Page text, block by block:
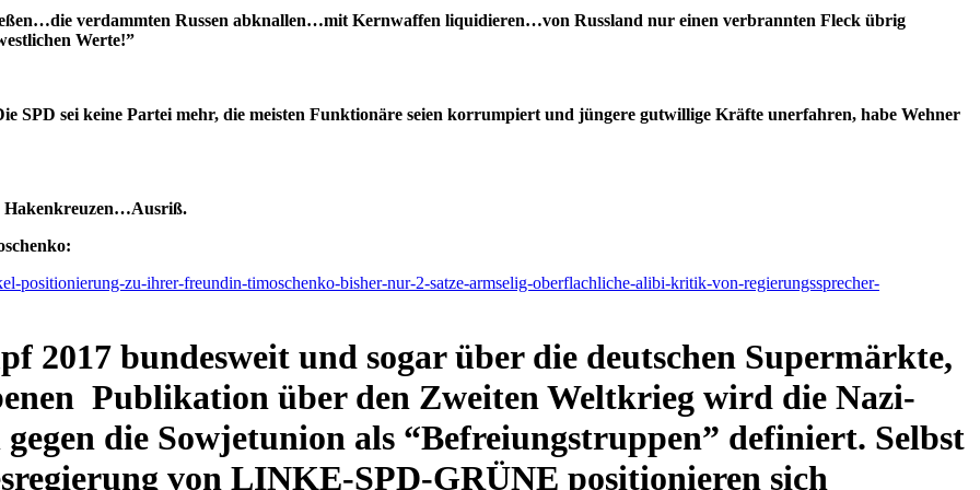
verdammten Russen abknallen…mit Kernwaffen liquidieren…von Russland nur einen verbrannten Fleck übrig
Werte!”
sei keine Partei mehr, die meisten Funktionäre seien korrumpiert und jüngere gutwillige Kräfte unerfahren, habe Wehner
Hakenkreuzen…Ausriß.
positionierung-zu-ihrer-freundin-timoschenko-bisher-nur-2-satze-armselig-oberflachliche-alibi-kritik-von-regierungssprecher-
2017 bundesweit und sogar über die deutschen Supermärkte,
Publikation über den Zweiten Weltkrieg wird die Nazi-
die Sowjetunion als “Befreiungstruppen” definiert. Selbst
von LINKE-SPD-GRÜNE positionieren sich